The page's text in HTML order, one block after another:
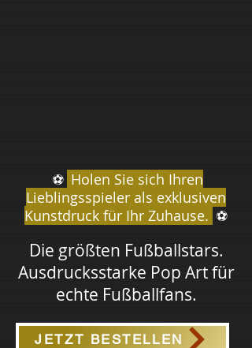
⚽ Holen Sie sich Ihren
Lieblingsspieler als exklusiven
Kunstdruck für Ihr Zuhause. ⚽
Die größten Fußballstars.
Ausdrucksstarke Pop Art für
echte Fußballfans.
JETZT BESTELLEN